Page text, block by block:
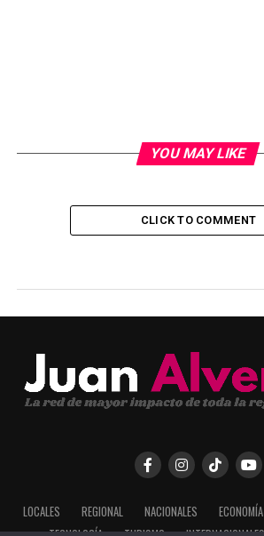
YOU MAY LIKE
CLICK TO COMMENT
LOCALES REGIONAL NACIONALES ECONOMÍA